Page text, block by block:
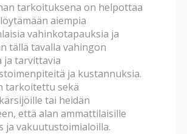
tyyppi
tarkoituksena on helpottaa
aiempia
vahinkotapauksia ja
tällä tavalla vahingon
tarvittavia
ja kustannuksia.
tarkoitettu sekä
tai heidän
että alan ammattilaisille
ja vakuutustoimialoilla.